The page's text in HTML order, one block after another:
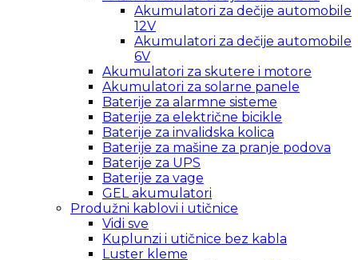
Akumulatori za dečije automobile
12V
Akumulatori za dečije automobile
6V
Akumulatori za skutere i motore
Akumulatori za solarne panele
Baterije za alarmne sisteme
Baterije za električne bicikle
Baterije za invalidska kolica
Baterije za mašine za pranje podova
Baterije za UPS
Baterije za vage
GEL akumulatori
Produžni kablovi i utičnice
Vidi sve
Kuplunzi i utičnice bez kabla
Luster kleme